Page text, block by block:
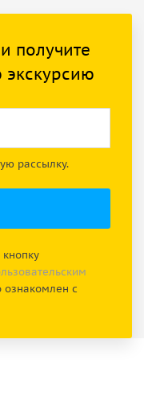
получите
экскурсию
рассылку.
ознакомлен с